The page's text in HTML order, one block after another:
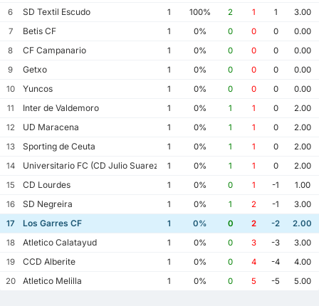
6
SD Textil Escudo 1 100% 2 1 1
3.00
7
Betis CF 1 0% 0 0 0
0.00
8
CF Campanario 1 0% 0 0 0
0.00
9
Getxo 1 0% 0 0 0
0.00
10
Yuncos 1 0% 0 0 0
0.00
11
Inter de Valdemoro 1 0% 1 1 0
2.00
12
UD Maracena 1 0% 1 1 0
2.00
13
Sporting de Ceuta 1 0% 1 1 0
2.00
14
Universitario FC (CD Julio Suarez) 1 0% 1 1 0
2.00
15
CD Lourdes 1 0% 0 1 -1
1.00
16
SD Negreira 1 0% 1 2 -1
3.00
17
Los Garres CF 1 0% 0 2 -2
2.00
18
Atletico Calatayud 1 0% 0 3 -3
3.00
19
CCD Alberite 1 0% 0 4 -4
4.00
20
Atletico Melilla 1 0% 0 5 -5 5.00